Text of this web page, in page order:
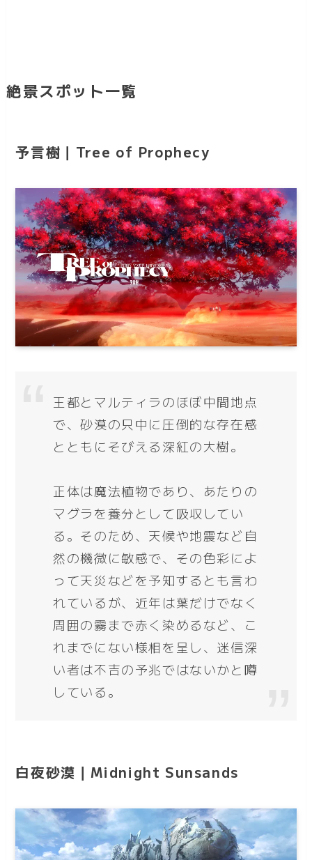
絶景スポット一覧
予言樹｜Tree of Prophecy
王都とマルティラのほぼ中間地点
で、砂漠の只中に圧倒的な存在感
とともにそびえる深紅の大樹。
正体は魔法植物であり、あたりの
マグラを養分として吸収してい
る。そのため、天候や地震など自
然の機微に敏感で、その色彩によ
って天災などを予知するとも言わ
れているが、近年は葉だけでなく
周囲の霧まで赤く染めるなど、こ
れまでにない様相を呈し、迷信深
い者は不吉の予兆ではないかと噂
している。
白夜砂漠｜Midnight Sunsands